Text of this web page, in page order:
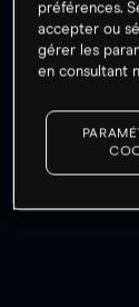
préférences.
accepter ou
gérer les
en consultant